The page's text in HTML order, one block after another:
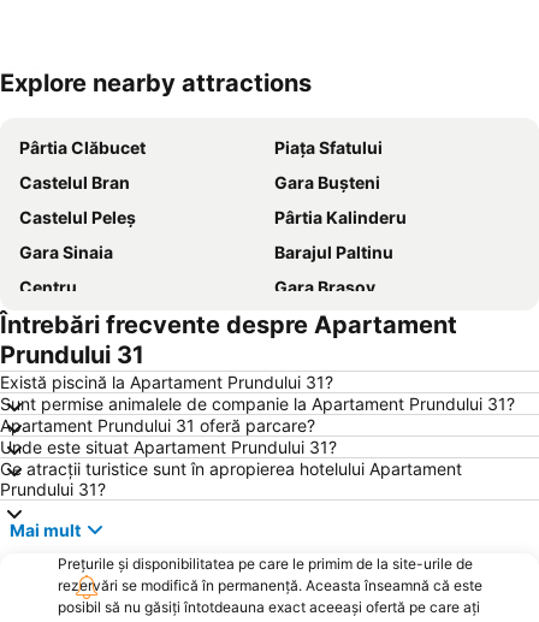
Explore nearby attractions
Pârtia Clăbucet
Piața Sfatului
Castelul Bran
Gara Buşteni
Castelul Peleș
Pârtia Kalinderu
Gara Sinaia
Barajul Paltinu
Centru
Gara Brașov
Peștera Ialomicioara
Strada Republicii
Centrul istoric
Partia Noua
Sfinxul din Bucegi
Teleschi Bradul
Mănăstirea Caraiman
Telescaun Cota 1400-Cota 2000 Sinaia
Cheile Gradistei
Castelul Cantacuzino
Biserica Neagră
Sorica
Bartolomeu
Stațiunea Poiana Brașov
Parcul Natural Bucegi
Gara Azuga
Întrebări frecvente despre Apartament
Prundului 31
Există piscină la Apartament Prundului 31?
Sunt permise animalele de companie la Apartament Prundului 31?
Apartament Prundului 31 oferă parcare?
Unde este situat Apartament Prundului 31?
Ce atracții turistice sunt în apropierea hotelului Apartament
Prundului 31?
Mai mult
Prețurile și disponibilitatea pe care le primim de la site-urile de
rezervări se modifică în permanență. Aceasta înseamnă că este
posibil să nu găsiți întotdeauna exact aceeași ofertă pe care ați